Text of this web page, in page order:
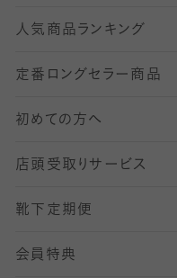
211デニールタイツ以
6 分丈レギンス
7 分丈 レギンス
8分丈 レギンス
10分丈 レギンス
12分丈レギンス
13分丈レギンス
オールスルーストッキ
冠婚葬祭向けソック
スーツカジュアルソッ
ロングホーズ
ゴルフソックス・靴下
サッカー・フットサル
ヨガソックス・靴下
スポーツ用レッグウ
SSサイズ（21～23cm
Sサイズ（22～25cm）
インナーソックス
加圧・着圧ソックス
冷えとり靴下
着圧・加圧タイツ
むくみ対策
足の疲れ対策
人気商品ランキング
定番ロングセラー商品
初めての方へ
店頭受取りサービス
靴下定期便
会員特典